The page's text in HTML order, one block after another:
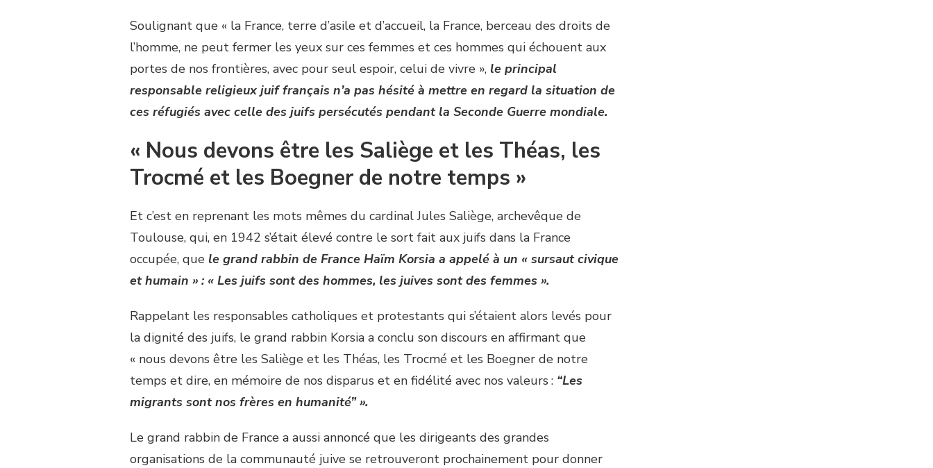
Soulignant que « la France, terre d’asile et d’accueil, la France, berceau des droits de
l’homme, ne peut fermer les yeux sur ces femmes et ces hommes qui échouent aux
portes de nos frontières, avec pour seul espoir, celui de vivre », le principal
responsable religieux juif français n’a pas hésité à mettre en regard la situation de
ces réfugiés avec celle des juifs persécutés pendant la Seconde Guerre mondiale.
« Nous devons être les Saliège et les Théas, les
Trocmé et les Boegner de notre temps »
Et c’est en reprenant les mots mêmes du cardinal Jules Saliège, archevêque de
Toulouse, qui, en 1942 s’était élevé contre le sort fait aux juifs dans la France
occupée, que le grand rabbin de France Haïm Korsia a appelé à un « sursaut civique
et humain » : « Les juifs sont des hommes, les juives sont des femmes ».
Rappelant les responsables catholiques et protestants qui s’étaient alors levés pour
la dignité des juifs, le grand rabbin Korsia a conclu son discours en affirmant que
« nous devons être les Saliège et les Théas, les Trocmé et les Boegner de notre
temps et dire, en mémoire de nos disparus et en fidélité avec nos valeurs : “Les
migrants sont nos frères en humanité” ».
Le grand rabbin de France a aussi annoncé que les dirigeants des grandes
organisations de la communauté juive se retrouveront prochainement pour donner